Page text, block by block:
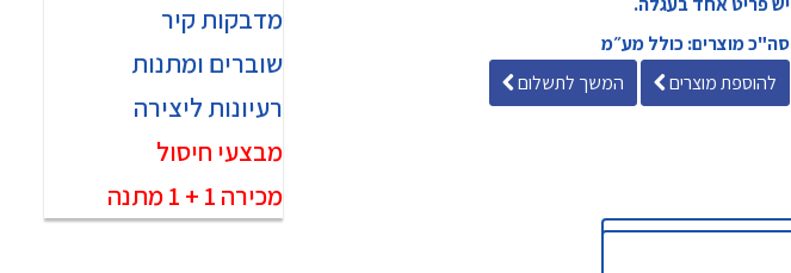
מדבקות קיר
שוברים ומתנות
מבצעי חיסול
רעיונות ליצירה
מכירה 1 + 1 מתנה
סה"כ מוצרים: כולל מע״מ
להוספת מוצרים
המשך לתשלום